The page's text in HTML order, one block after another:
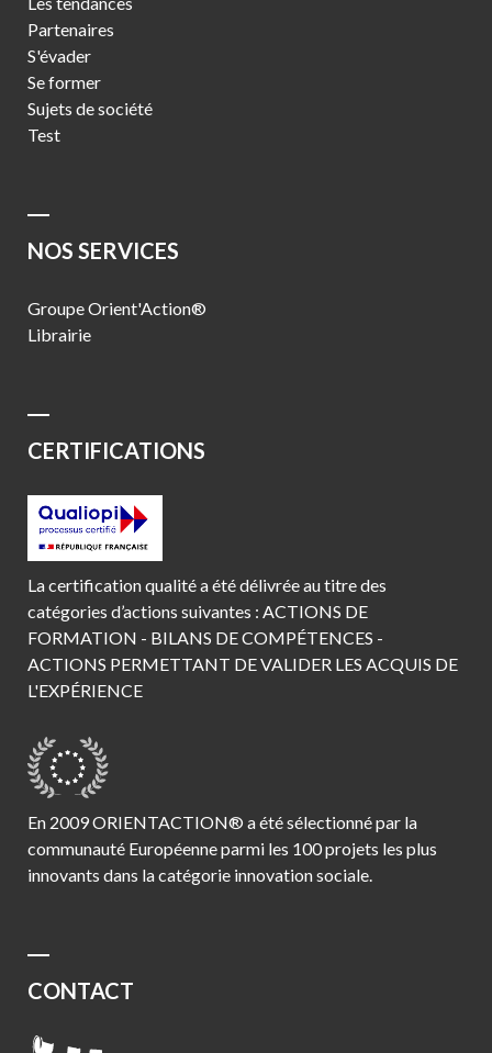
Partenaires
S'évader
Se former
Sujets de société
Test
NOS SERVICES
Groupe Orient'Action®
Librairie
CERTIFICATIONS
La certification qualité a été délivrée au titre des
catégories d’actions suivantes : ACTIONS DE
FORMATION - BILANS DE COMPÉTENCES -
ACTIONS PERMETTANT DE VALIDER LES ACQUIS DE
L'EXPÉRIENCE
En 2009 ORIENTACTION® a été sélectionné par la
communauté Européenne parmi les 100 projets les plus
innovants dans la catégorie innovation sociale.
CONTACT